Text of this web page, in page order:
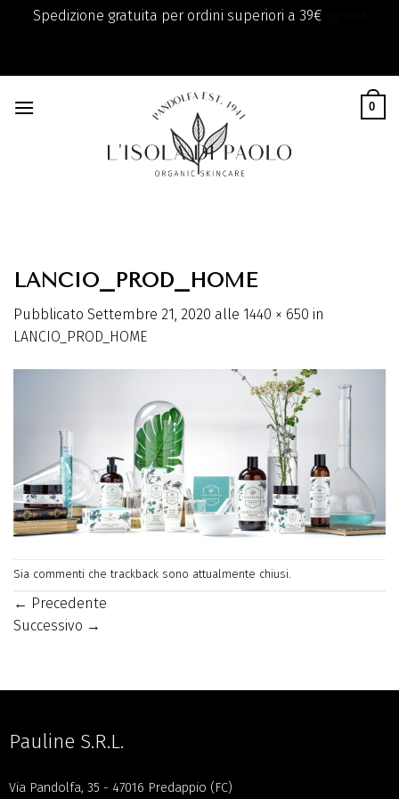
Spedizione gratuita per ordini superiori a 39€
content
0
LANCIO_PROD_HOME
Pubblicato Settembre 21, 2020 alle 1440 × 650 in
LANCIO_PROD_HOME
Sia commenti che trackback sono attualmente chiusi.
← Precedente
Successivo →
Pauline S.R.L.
Via Pandolfa, 35 - 47016 Predappio (FC)